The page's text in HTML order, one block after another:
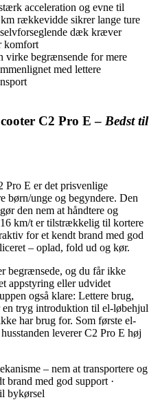
acceleration og evne til
rækkevidde sikrer lange ture
dæk kræver
komfort
virke begrænsende for mere
med lettere
C2 Pro E – Bedst til
Pro E er det prisvenlige
unge og begyndere. Den
den nem at håndtere og
km/t er tilstrækkelig til kortere
for et kendt brand med god
– oplad, fold ud og kør.
begrænsede, og du får ikke
appstyring eller udvidet
også klare: Lettere brug,
tryg introduktion til el-løbehjul
har brug for. Som første el-
leverer C2 Pro E høj
– nem at transportere og
brand med god support ·
bykørsel